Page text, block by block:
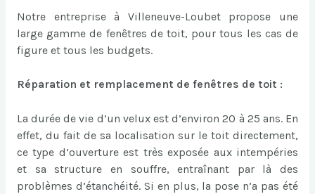
Notre entreprise à Villeneuve-Loubet propose une
large gamme de fenêtres de toit, pour tous les cas de
figure et tous les budgets.
Réparation et remplacement de fenêtres de toit :
La durée de vie d’un velux est d’environ 20 à 25 ans. En
effet, du fait de sa localisation sur le toit directement,
ce type d’ouverture est très exposée aux intempéries
et sa structure en souffre, entraînant par là des
problèmes d’étanchéité. Si en plus, la pose n’a pas été